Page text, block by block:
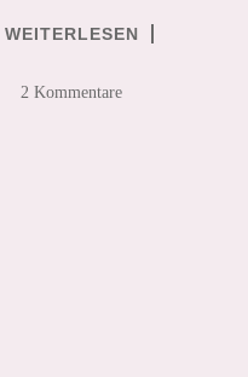
WEITERLESEN
2 Kommentare